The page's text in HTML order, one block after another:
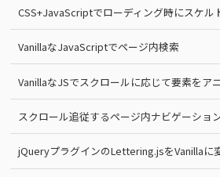
CSS+JavaScriptでローディング時にスケル
VanillaなJavaScriptでページ内検索
VanillaなJSでスクロールに応じて要素をア
スクロール追従するページ内ナビゲーショ
jQueryプラグインのLettering.jsをVanillaに